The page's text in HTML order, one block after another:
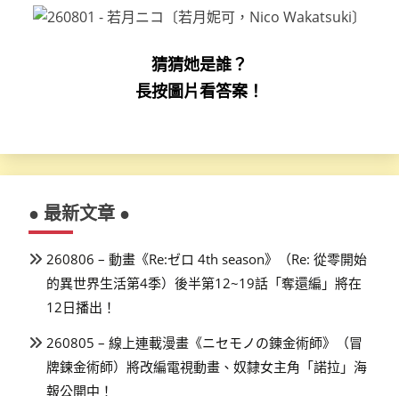
猜猜她是誰？
長按圖片看答案！
● 最新文章 ●
260806 – 動畫《Re:ゼロ 4th season》（Re: 從零開始
的異世界生活第4季）後半第12~19話「奪還編」將在
12日播出！
260805 – 線上連載漫畫《ニセモノの錬金術師》（冒
牌鍊金術師）將改編電視動畫、奴隸女主角「諾拉」海
報公開中！